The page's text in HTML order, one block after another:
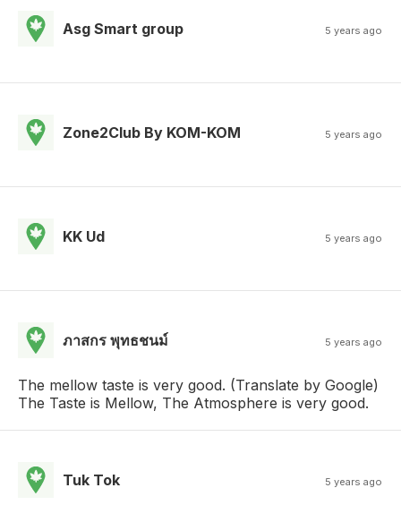
Asg Smart group 5 years ago
Zone2Club By KOM-KOM 5 years ago
KK Ud 5 years ago
ภาสกร พุทธชนม์ 5 years ago
The mellow taste is very good. (Translate by Google)
The Taste is Mellow, The Atmosphere is very good.
Tuk Tok 5 years ago